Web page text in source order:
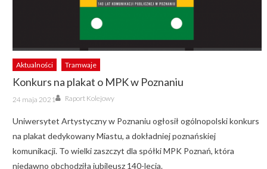
Aktualności Tramwaje
Konkurs na plakat o MPK w Poznaniu
Posted
on
24 maja 2021 Author
Raport Kolejowy
Uniwersytet Artystyczny w Poznaniu ogłosił ogólnopolski konkurs
na plakat dedykowany Miastu, a dokładniej poznańskiej
komunikacji. To wielki zaszczyt dla spółki MPK Poznań, która
niedawno obchodziła jubileusz 140-lecia.